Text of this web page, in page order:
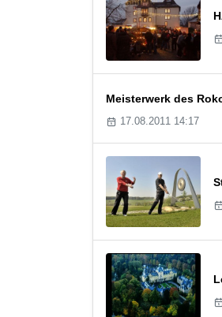
Meisterwerk des
17.08.2011 14:17